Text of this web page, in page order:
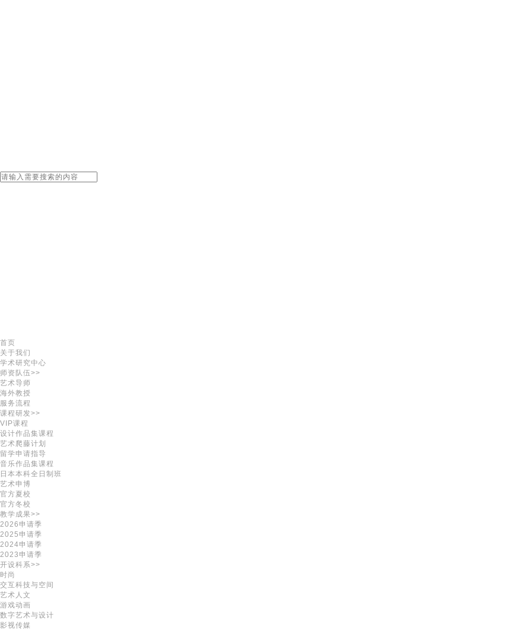
首页
关于我们
学术研究中心
师资队伍>>
艺术导师
海外教授
服务流程
课程研发>>
VIP课程
设计作品集课程
艺术爬藤计划
留学申请指导
音乐作品集课程
日本本科全日制班
艺术申博
官方夏校
官方冬校
教学成果>>
2026申请季
2025申请季
2024申请季
2023申请季
开设科系>>
时尚
交互科技与空间
艺术人文
游戏动画
数字艺术与设计
影视传媒